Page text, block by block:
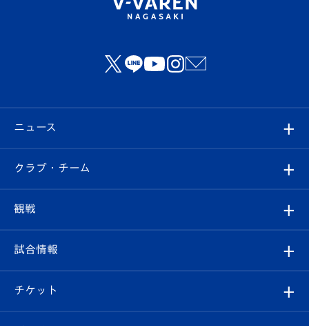
ニュース
すべて
クラブ
試合情報
クラブ・チーム
クラブ概要
エンブレム紹介
観戦
観戦ルール
はじめての観戦ガイド
試合情報
試合日程/結果
チケット